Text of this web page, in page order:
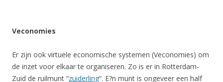
Veconomies
Er zijn ook virtuele economische systemen (Veconomies) om
de inzet voor elkaar te organiseren. Zo is er in Rotterdam-
Zuid de ruilmunt “zuiderling“. E?n munt is ongeveer een half